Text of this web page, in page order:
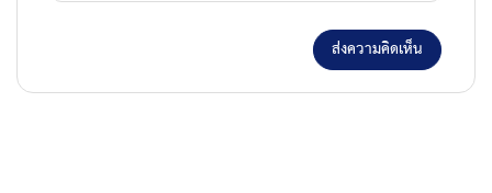
ส่งความคิดเห็น